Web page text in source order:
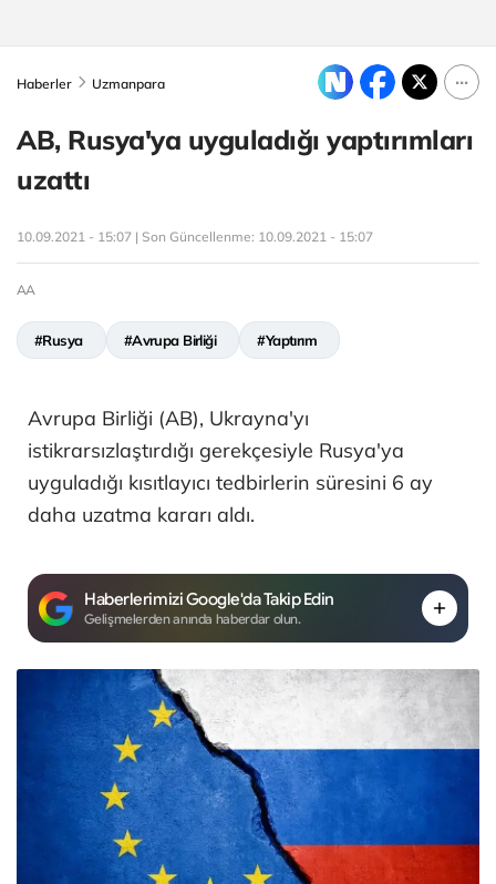
Haberler Uzmanpara
AB, Rusya'ya uyguladığı yaptırımları
uzattı
10.09.2021 - 15:07 | Son Güncellenme: 10.09.2021 - 15:07
AA
#Rusya #Avrupa Birliği #Yaptırım
Avrupa Birliği (AB), Ukrayna'yı
istikrarsızlaştırdığı gerekçesiyle Rusya'ya
uyguladığı kısıtlayıcı tedbirlerin süresini 6 ay
daha uzatma kararı aldı.
Haberlerimizi Google'da Takip Edin
Gelişmelerden anında haberdar olun.